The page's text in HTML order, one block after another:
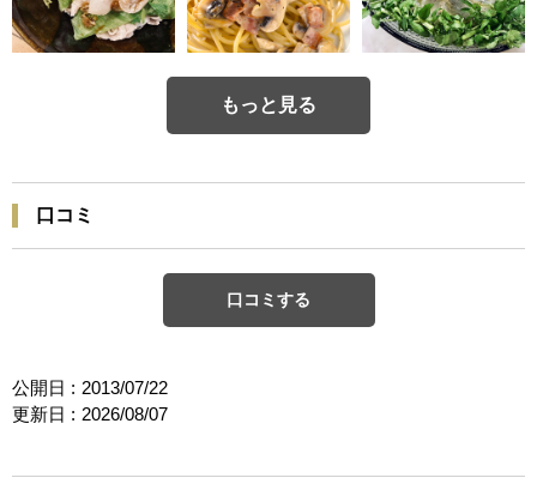
もっと見る
口コミ
口コミする
公開日 : 2013/07/22
更新日 : 2026/08/07